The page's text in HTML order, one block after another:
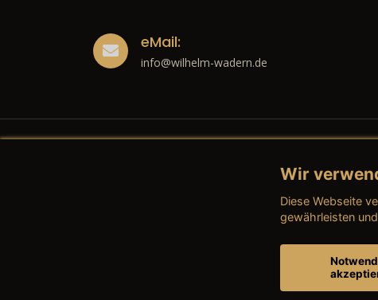
eMail:
info@wilhelm-wadern.de
→
Wir
Diese Webseite
gewährleisten